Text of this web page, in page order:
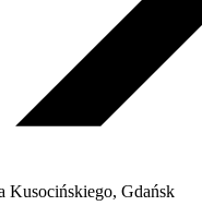
Kusocińskiego, Gdańsk